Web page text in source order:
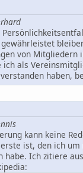
von Mitgliedern
ich als
haben,
kann keine
ist, den ich
habe. Ich zitiere